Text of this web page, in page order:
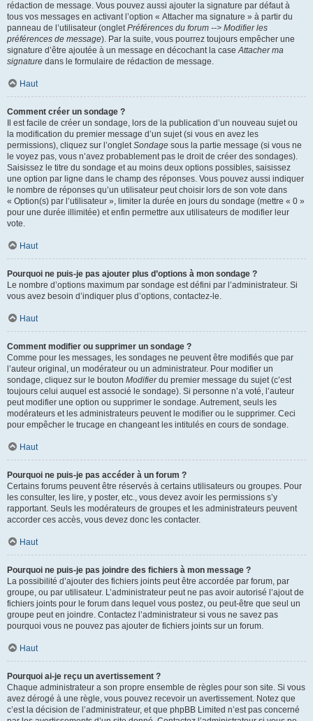
rédaction de message. Vous pouvez aussi ajouter la signature par défaut à
tous vos messages en activant l’option « Attacher ma signature » à partir du
panneau de l’utilisateur (ongletPréférences du forum --> Modifier les
préférences de message). Par la suite, vous pourrez toujours empêcher une
signature d’être ajoutée à un message en décochant la caseAttacher ma
signature dans le formulaire de rédaction de message.
Haut
Comment créer un sondage ?
Il est facile de créer un sondage, lors de la publication d’un nouveau sujet ou
la modification du premier message d’un sujet (si vous en avez les
permissions), cliquez sur l’ongletSondage sous la partie message (si vous ne
le voyez pas, vous n’avez probablement pas le droit de créer des sondages).
Saisissez le titre du sondage et au moins deux options possibles, saisissez
une option par ligne dans le champ des réponses. Vous pouvez aussi indiquer
le nombre de réponses qu’un utilisateur peut choisir lors de son vote dans
« Option(s) par l’utilisateur », limiter la durée en jours du sondage (mettre « 0 »
pour une durée illimitée) et enfin permettre aux utilisateurs de modifier leur
vote.
Haut
Pourquoi ne puis-je pas ajouter plus d’options à mon sondage ?
Le nombre d’options maximum par sondage est défini par l’administrateur. Si
vous avez besoin d’indiquer plus d’options, contactez-le.
Haut
Comment modifier ou supprimer un sondage ?
Comme pour les messages, les sondages ne peuvent être modifiés que par
l’auteur original, un modérateur ou un administrateur. Pour modifier un
sondage, cliquez sur le bouton Modifierdu premier message du sujet (c’est
toujours celui auquel est associé le sondage). Si personne n’a voté, l’auteur
peut modifier une option ou supprimer le sondage. Autrement, seuls les
modérateurs et les administrateurs peuvent le modifier ou le supprimer. Ceci
pour empêcher le trucage en changeant les intitulés en cours de sondage.
Haut
Pourquoi ne puis-je pas accéder à un forum ?
Certains forums peuvent être réservés à certains utilisateurs ou groupes. Pour
les consulter, les lire, y poster, etc., vous devez avoir les permissions s’y
rapportant. Seuls les modérateurs de groupes et les administrateurs peuvent
accorder ces accès, vous devez donc les contacter.
Haut
Pourquoi ne puis-je pas joindre des fichiers à mon message ?
La possibilité d’ajouter des fichiers joints peut être accordée par forum, par
groupe, ou par utilisateur. L’administrateur peut ne pas avoir autorisé l’ajout de
fichiers joints pour le forum dans lequel vous postez, ou peut-être que seul un
groupe peut en joindre. Contactez l’administrateur si vous ne savez pas
pourquoi vous ne pouvez pas ajouter de fichiers joints sur un forum.
Haut
Pourquoi ai-je reçu un avertissement ?
Chaque administrateur a son propre ensemble de règles pour son site. Si vous
avez dérogé à une règle, vous pouvez recevoir un avertissement. Notez que
c’est la décision de l’administrateur, et que phpBB Limited n’est pas concerné